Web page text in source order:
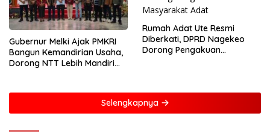
Gubernur Melki Ajak PMKRI
Bangun Kemandirian Usaha,
Dorong NTT Lebih Mandiri
Rumah Adat Ute Resmi
Diberkati, DPRD Nagekeo
Dorong Pengakuan
Selengkapnya